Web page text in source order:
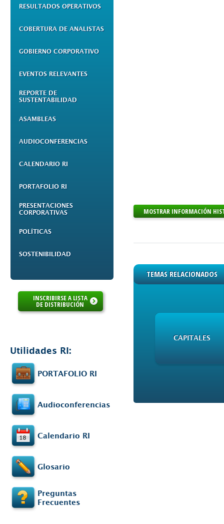
RESULTADOS OPERATIVOS
COBERTURA DE ANALISTAS
GOBIERNO CORPORATIVO
EVENTOS RELEVANTES
REPORTE DE
SUSTENTABILIDAD
ASAMBLEAS
AUDIOCONFERENCIAS
CALENDARIO RI
PORTAFOLIO RI
PRESENTACIONES
CORPORATIVAS
POLÍTICAS
SOSTENIBILIDAD
INSCRIBIRSE A LISTA
DE DISTRIBUCIÓN
Utilidades RI:
PORTAFOLIO RI
Audioconferencias
Calendario RI
Glosario
Preguntas
Frecuentes
MOSTRAR INFORMACIÓN
TEMAS RELACIONADOS
CAPITALES